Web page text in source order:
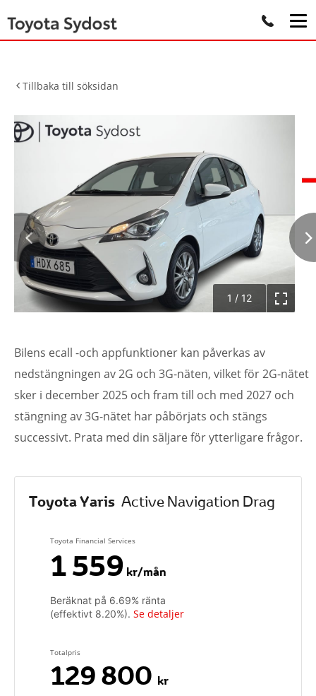
Tillbaka till söksidan
1 / 12
Bilens ecall -och appfunktioner kan påverkas av
nedstängningen av 2G och 3G-näten, vilket för 2G-nätet
sker i december 2025 och fram till och med 2027 och
stängning av 3G-nätet har påbörjats och stängs
successivt. Prata med din säljare för ytterligare frågor.
Toyota Yaris Active Navigation Drag
Toyota Financial Services
1 559 kr/mån
Beräknat på 6.69% ränta
(effektivt 8.20%). Se detaljer
Totalpris
129 800 kr